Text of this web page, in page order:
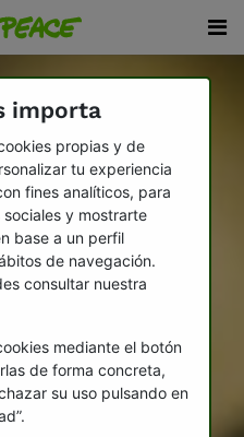
importa
propias y de
tu experiencia
fines analíticos, para
y mostrarte
base a un perfil
de navegación.
consultar nuestra
mediante el botón
de forma concreta,
su uso pulsando en